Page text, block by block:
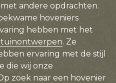
andere opdrachten.
hoveniers
hebben met het
tuinontwerpen. Ze
ervaring met de stijl
die wij onze
zoek naar een hovenier